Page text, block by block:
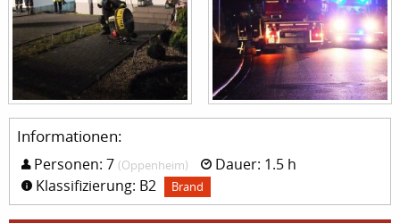
Informationen:
Personen: 7 (Oppenheim)
Dauer: 1.5 h
Klassifizierung: B2
Brand